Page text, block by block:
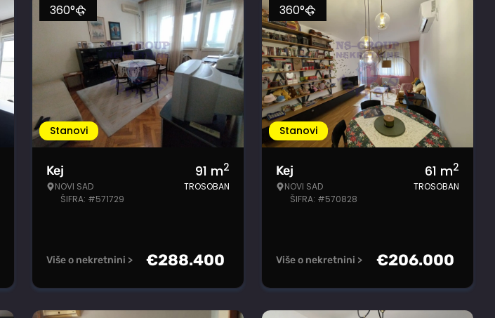
Stanovi
360°
Kej
NOVI SAD
ŠIFRA: #571729
91 m2
TROSOBAN
Više o nekretnini > €288.400
Stanovi
360°
Kej
NOVI SAD
ŠIFRA: #570828
61 m2
TROSOBAN
Više o nekretnini > €206.000